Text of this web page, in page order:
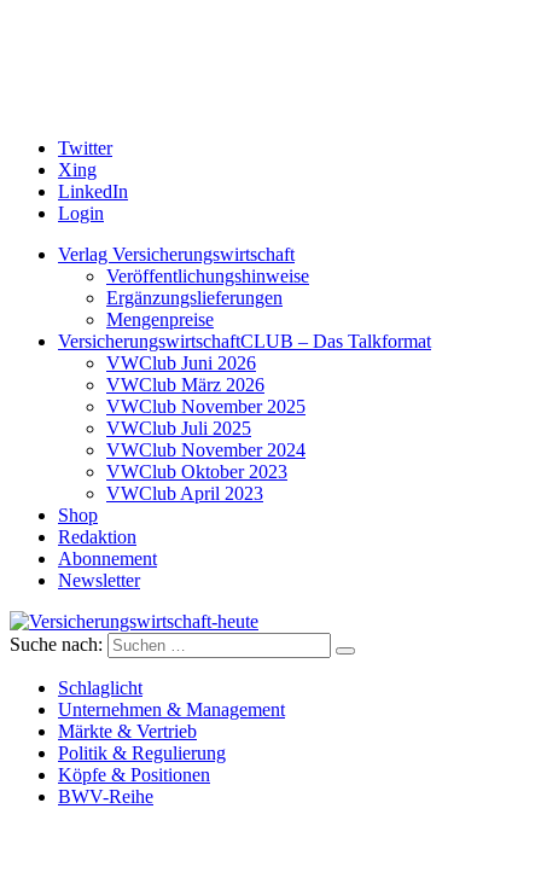
Twitter
Xing
LinkedIn
Login
Verlag Versicherungswirtschaft
Veröffentlichungshinweise
Ergänzungslieferungen
Mengenpreise
VersicherungswirtschaftCLUB – Das Talkformat
VWClub Juni 2026
VWClub März 2026
VWClub November 2025
VWClub Juli 2025
VWClub November 2024
VWClub Oktober 2023
VWClub April 2023
Shop
Redaktion
Abonnement
Newsletter
Versicherungswirtschaft-heute
Suche nach:
Schlaglicht
Unternehmen & Management
Märkte & Vertrieb
Politik & Regulierung
Köpfe & Positionen
BWV-Reihe